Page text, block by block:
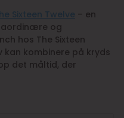
Sixteen Twelve – en
og
hos The Sixteen
kan kombinere på kryds
det måltid, der